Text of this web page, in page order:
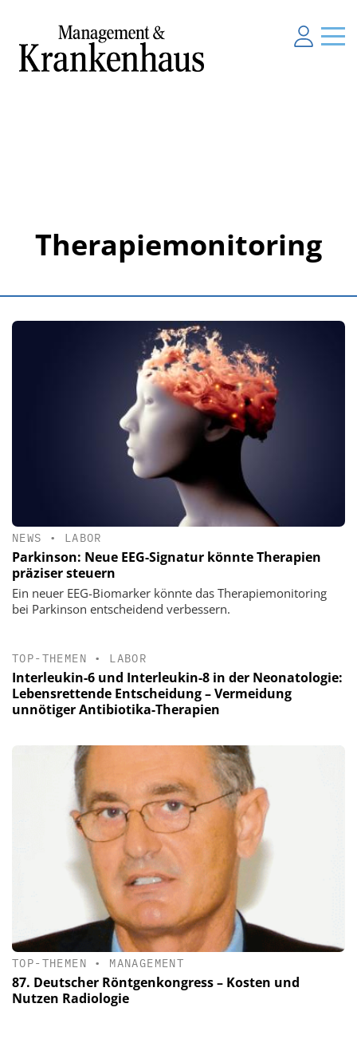
Therapiemonitoring
NEWS • LABOR
Parkinson: Neue EEG-Signatur könnte Therapien
präziser steuern
Ein neuer EEG-Biomarker könnte das Therapiemonitoring
bei Parkinson entscheidend verbessern.
TOP-THEMEN • LABOR
Interleukin-6 und Interleukin-8 in der Neonatologie:
Lebensrettende Entscheidung – Vermeidung
unnötiger Antibiotika-Therapien
TOP-THEMEN • MANAGEMENT
87. Deutscher Röntgenkongress – Kosten und
Nutzen Radiologie